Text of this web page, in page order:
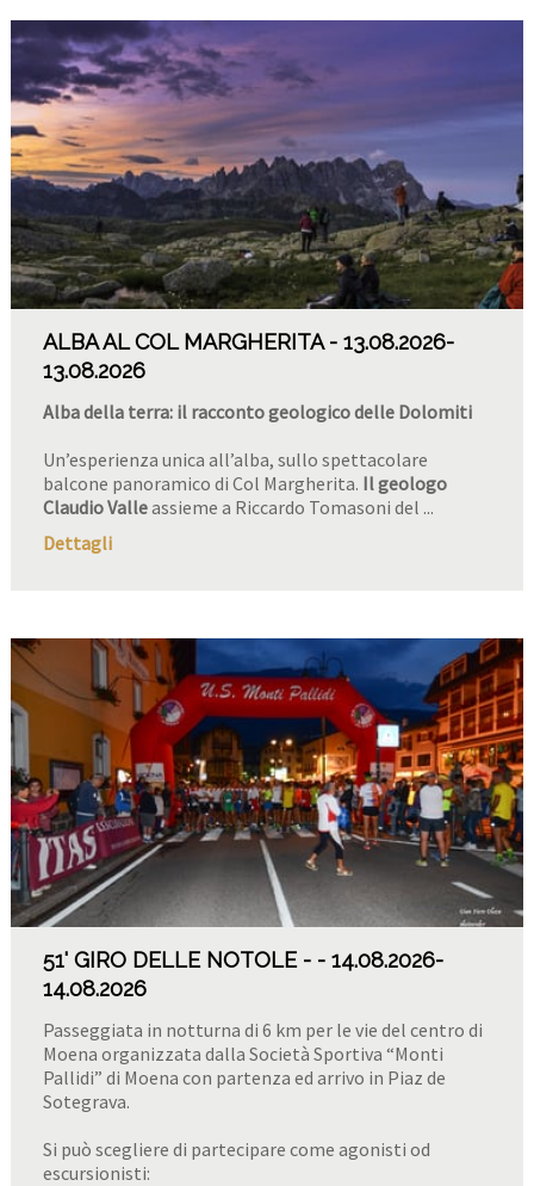
ALBA AL COL MARGHERITA 13.08.2026-
13.08.2026
Alba della terra: il racconto geologico delle Dolomiti
Un’esperienza unica all’alba, sullo spettacolare
balcone panoramico di Col Margherita. Il geologo
Claudio Valleassieme a Riccardo Tomasoni del ...
Dettagli
51' GIRO DELLE NOTOLE - 14.08.2026-
14.08.2026
Passeggiata in notturna di 6 km per le vie del centro di
Moena organizzata dalla Società Sportiva “Monti
Pallidi” di Moena con partenza ed arrivo in Piaz de
Sotegrava.
Si può scegliere di partecipare come agonisti od
escursionisti: